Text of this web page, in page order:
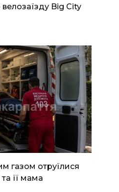
велозаїзду Big Сity
газом отруїлися
її мама